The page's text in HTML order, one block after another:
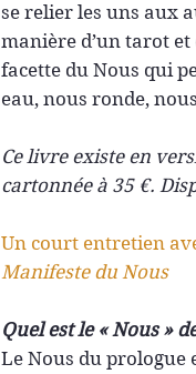
se relier les uns aux
manière d’un tarot et
facette du Nous qui
eau, nous ronde,
Ce livre existe en
cartonnée à 35 €.
Un court entretien
Manifeste du Nous
Quel est le « Nous »
Le Nous du prologue